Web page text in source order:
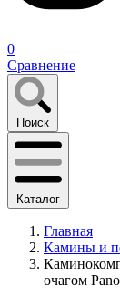
0
Сравнение
Поиск
Каталог
Главная
Камины и
очагом